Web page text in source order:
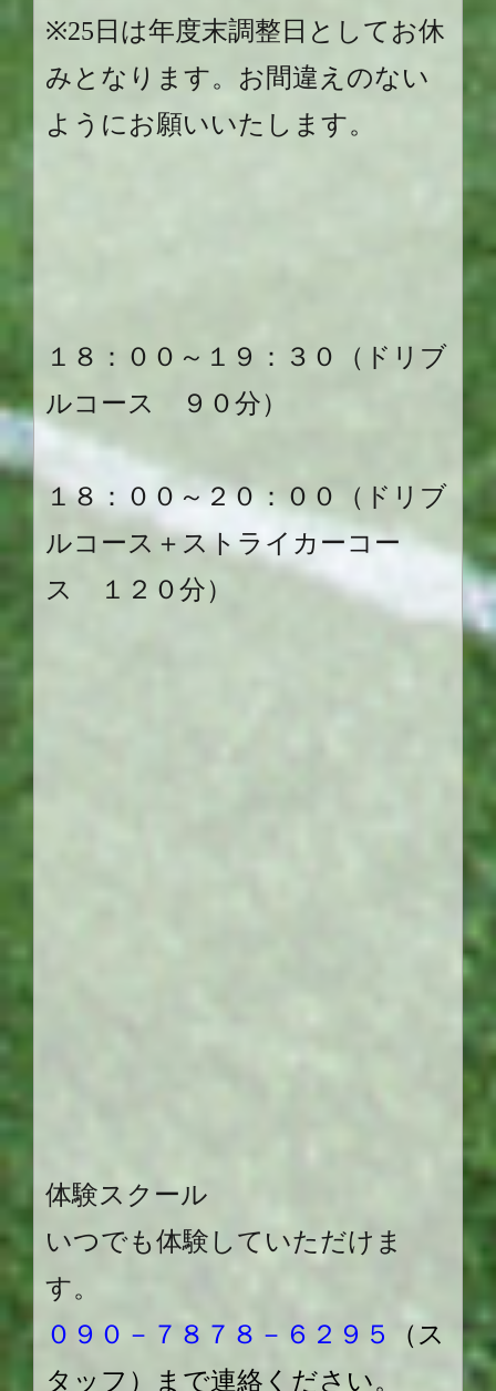
※25 日は年度末調整日としてお休
みとなります。お間違えのない
ようにお願いいたします。
１８：００～１９：３０（ドリブ
ルコース ９０分）
１８：００～２０：００（ドリブ
ルコース＋ストライカーコー
ス １２０分）
体験スクール
いつでも体験していただけま
す。
０９０－７８７８－６２９５
（ス
タッフ）まで連絡ください。